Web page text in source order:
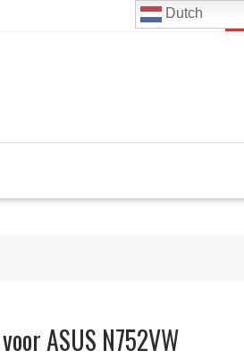
ASUS N752VW
Dutch